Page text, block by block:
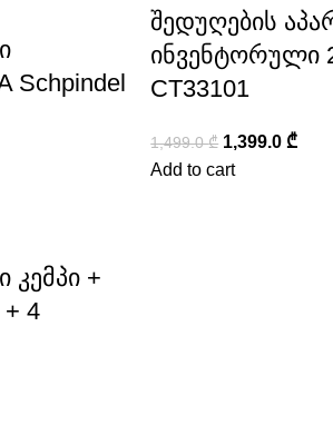
Schpindel
შედუღების
ინვენტორული
CT33101
1,499.0₾ 1,399.0₾
Add to cart
კემპი +
+ 4